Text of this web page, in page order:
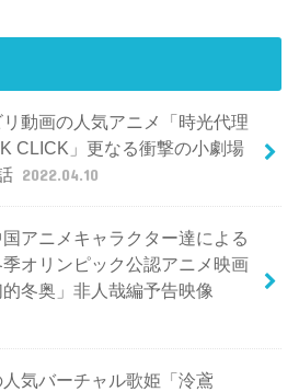
リ動画の人気アニメ「時光代理
CLICK」更なる衝撃の小劇場
2022.04.10
国アニメキャラクター達による
オリンピック公認アニメ映画
的冬奥」非人哉編予告映像
気バーチャル歌姫「泠鳶